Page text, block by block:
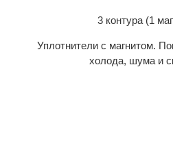
3 контура (1
Уплотнители с магнитом.
холода, шума и